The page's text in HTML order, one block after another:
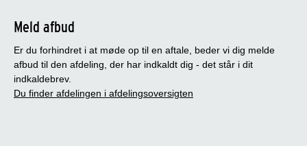
Meld afbud
Er du forhindret i at møde op til en aftale, beder vi dig melde
afbud til den afdeling, der har indkaldt dig - det står i dit
indkaldebrev.
Du finder afdelingen i afdelingsoversigten